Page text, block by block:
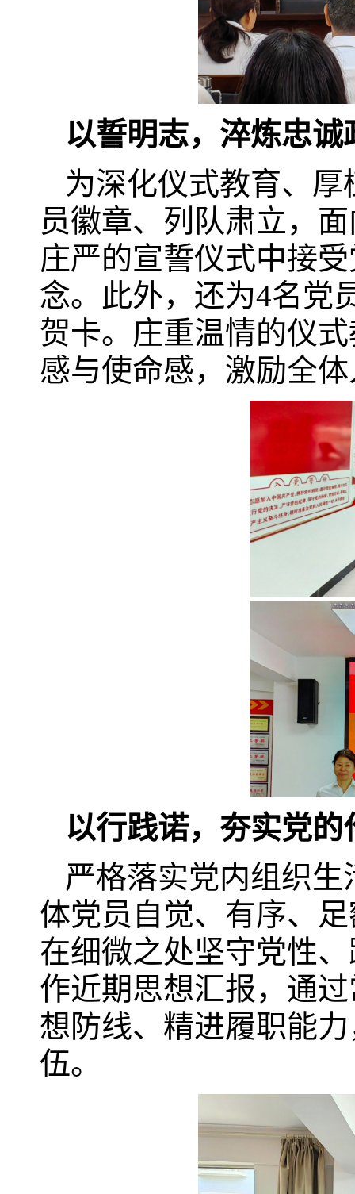
以誓明志，淬炼忠诚
为深化仪式教育、
员徽章、列队肃立，
庄严的宣誓仪式中接
念。此外，还为4名党
贺卡。庄重温情的仪
感与使命感，激励全
以行践诺，夯实党的
严格落实党内组织
体党员自觉、有序、
在细微之处坚守党性
作近期思想汇报，通
想防线、精进履职能
伍。